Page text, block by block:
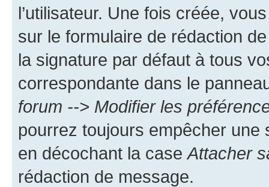
l’utilisateur. Une fois créée,
sur le formulaire de rédaction
la signature par défaut à tous
correspondante dans le
forum --> Modifier les
pourrez toujours empêcher une
en décochant la case Attacher
rédaction de message.